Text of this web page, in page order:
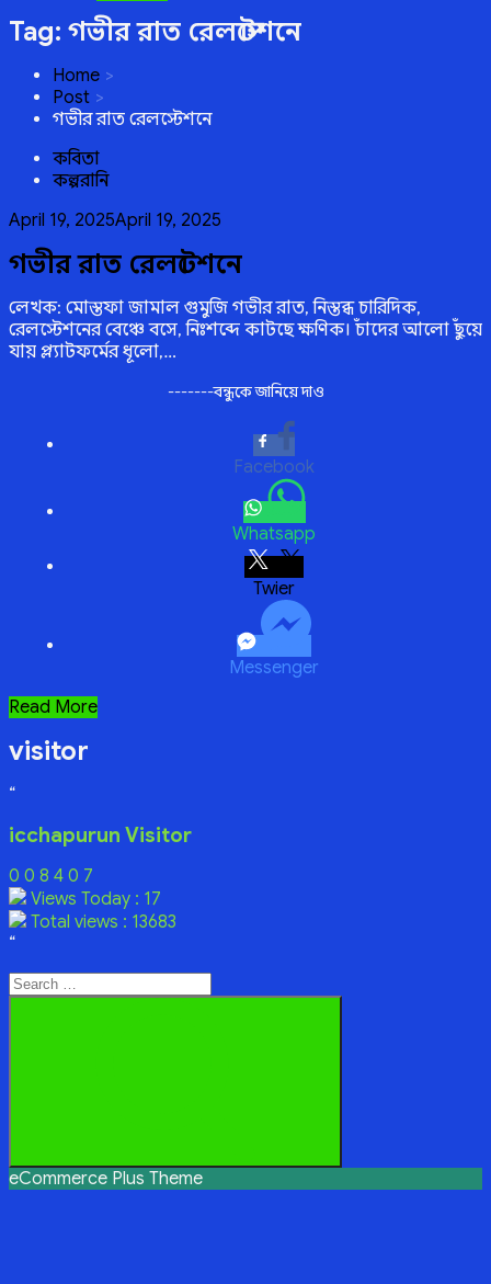
Tag: গভীর রাত রেলস্টেশনে
Home
Post
গভীর রাত রেলস্টেশনে
কবিতা
কল্পরানি
Posted
April 19, 2025April 19, 2025
গভীর রাত রেলস্টেশনে
লেখক: মোস্তফা জামাল গুমুজি গভীর রাত, নিস্তব্ধ চারিদিক,
রেলস্টেশনের বেঞ্চে বসে, নিঃশব্দে কাটছে ক্ষণিক। চাঁদের আলো ছুঁয়ে
যায় প্ল্যাটফর্মের ধূলো,…
-------বন্ধুকে জানিয়ে দাও
Facebook
Whatsapp
Twitter
Messenger
গভীর
রেলস্টেশনে
Read More
visitor
“
icchapurun Visitor
0 0 8 4 0 7
Views Today : 17
Total views : 13683
“
Search
for:
eCommerce Plus Theme